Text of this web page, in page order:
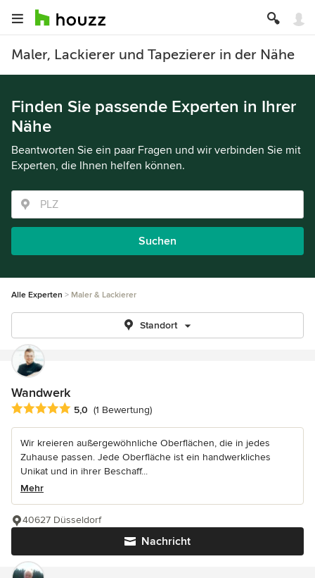
Maler, Lackierer und Tapezierer in der Nähe
Finden Sie passende Experten in Ihrer
Nähe
Beantworten Sie ein paar Fragen und wir verbinden Sie mit
Experten, die Ihnen helfen können.
Suchen
Alle Experten Maler & Lackierer
Standort
Wandwerk
Durchschnittliche Bewertung: 5 von 5 Sternen
5,0 (1 Bewertung)
Wir kreieren außergewöhnliche Oberflächen, die in jedes
Zuhause passen. Jede Oberfläche ist ein handwerkliches
Unikat und in ihrer Beschaff...
Mehr
Nachricht
40627 Düsseldorf